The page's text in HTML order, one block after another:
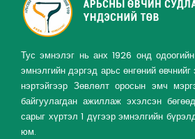
Тус эмнэлэг нь анх 1926 онд
эмнэлгийн дэргэд арьс өнгөний
нэртэйгээр Зөвлөлт оросын эмч
байгуулагдан ажиллаж эхэлсэн
сарыг хүртэл 1 дүгээр эмнэлгийн
юм.